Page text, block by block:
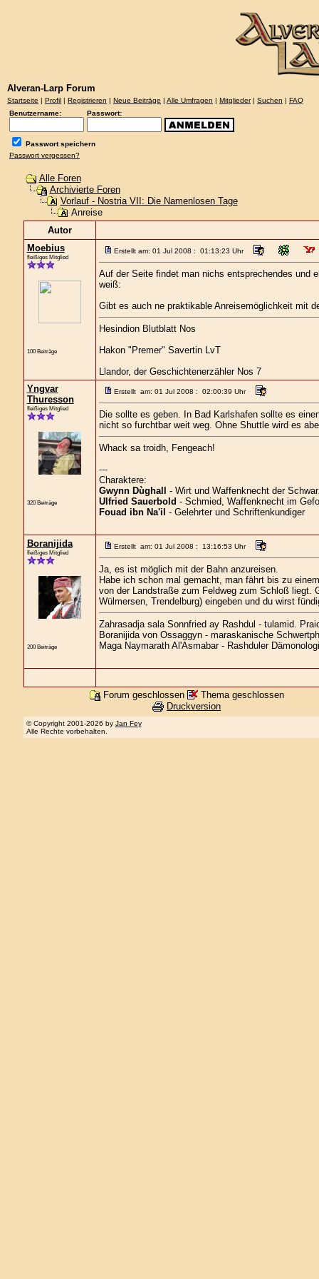
Alveran-Larp Forum
Startseite | Profil | Registrieren | Neue Beiträge | Alle Umfragen | Mitglieder| Suchen | FAQ
Benutzername:
Passwort:
Passwort speichern
Passwort vergessen?
Alle Foren
Archivierte Foren
Vorlauf - Nostria VII: Die Namenlosen Tage
Anreise
Autor
Moebius
fleißiges Mitglied
100 Beiträge
Erstellt am: 01 Jul 2008 : 01:13:23 Uhr
Auf der Seite findet man nichs entsprechendes und
weiß:
Gibt es auch ne praktikable Anreisemöglichkeit mit
Hesindion Blutblatt Nos
Hakon "Premer" Savertin LvT
Llandor, der Geschichtenerzähler Nos 7
Yngvar
Thuresson
fleißiges Mitglied
320 Beiträge
Erstellt am: 01 Jul 2008 : 02:00:39 Uhr
Die sollte es geben. In Bad Karlshafen sollte es
nicht so furchtbar weit weg. Ohne Shuttle wird es
Whack sa troidh, Fengeach!
---
Charaktere:
Gwynn Dùghall
- Wirt und Waffenknecht der
Ulfried Sauerbold - Schmied, Waffenknecht im
Fouad ibn Na'il - Gelehrter und Schriftenkundiger
Boranijida
fleißiges Mitglied
200 Beiträge
Erstellt am: 01 Jul 2008 : 13:16:53 Uhr
Ja, es ist möglich mit der Bahn anzureisen.
Habe ich schon mal gemacht, man fährt bis zu
von der Landstraße zum Feldweg zum Schloß liegt.
Wülmersen, Trendelburg) eingeben und du wirst
Zahrasadja sala Sonnfried ay Rashdul - tulamid.
Boranijida von Ossaggyn - maraskanische
Maga Naymarath Al'Asmabar - Rashduler
Forum geschlossen
Thema geschlossen
Druckversion
© Copyright 2001-2026 by Jan Fey
Alle Rechte vorbehalten.